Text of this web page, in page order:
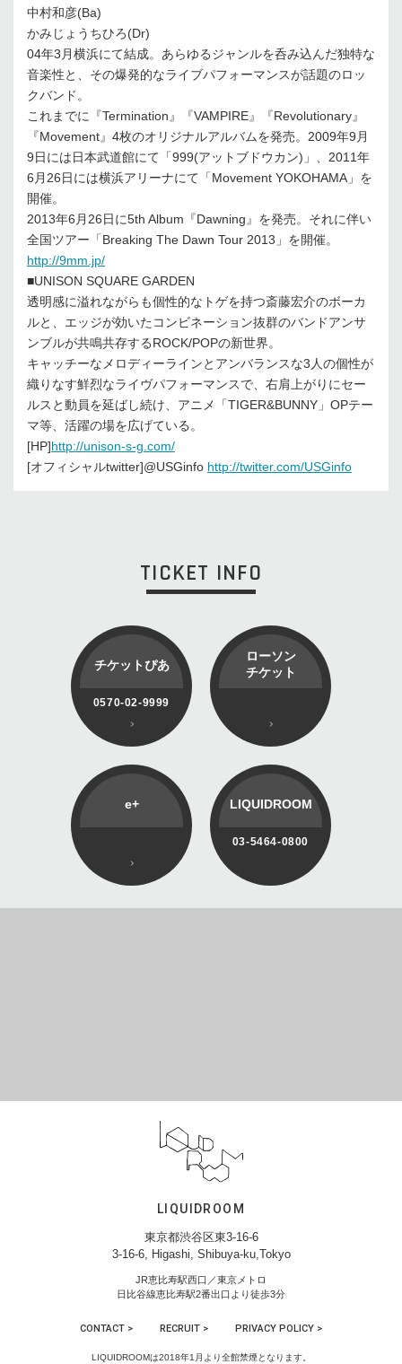
中村和彦(Ba)
かみじょうちひろ(Dr)
04年3月横浜にて結成。あらゆるジャンルを呑み込んだ独特な
音楽性と、その爆発的なライブパフォーマンスが話題のロッ
クバンド。
これまでに『Termination』『VAMPIRE』『Revolutionary』
『Movement』4枚のオリジナルアルバムを発売。2009年9月
9日には日本武道館にて「999(アットブドウカン)」、2011年
6月26日には横浜アリーナにて「Movement YOKOHAMA」を
開催。
2013年6月26日に5th Album『Dawning』を発売。それに伴い
全国ツアー「Breaking The Dawn Tour 2013」を開催。
http://9mm.jp/
■UNISON SQUARE GARDEN
透明感に溢れながらも個性的なトゲを持つ斎藤宏介のボーカ
ルと、エッジが効いたコンビネーション抜群のバンドアンサ
ンブルが共鳴共存するROCK/POPの新世界。
キャッチーなメロディーラインとアンバランスな3人の個性が
織りなす鮮烈なライヴパフォーマンスで、右肩上がりにセー
ルスと動員を延ばし続け、アニメ「TIGER&BUNNY」OPテー
マ等、活躍の場を広げている。
[HP]http://unison-s-g.com/
[オフィシャルtwitter]@USGinfo http://twitter.com/USGinfo
TICKET INFO
チケットぴあ
0570-02-9999
ローソン
チケット
e+ LIQUIDROOM
03-5464-0800
LIQUIDROOM
東京都渋谷区東3-16-6
3-16-6, Higashi, Shibuya-ku,Tokyo
JR恵比寿駅西口／東京メトロ
日比谷線恵比寿駅2番出口より徒歩3分
CONTACT > RECRUIT > PRIVACY POLICY >
LIQUIDROOMは2018年1月より全館禁煙となります。